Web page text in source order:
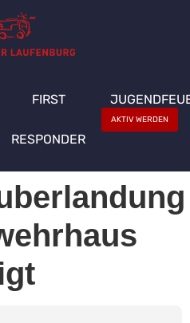
FIRST
RESPONDER
AKTIV WERDEN